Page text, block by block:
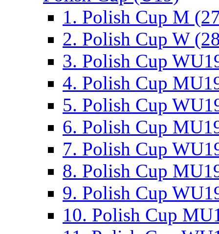
1. Polish Cup M
2. Polish Cup W
3. Polish Cup
4. Polish Cup
5. Polish Cup
6. Polish Cup
7. Polish Cup
8. Polish Cup
9. Polish Cup
10. Polish Cup